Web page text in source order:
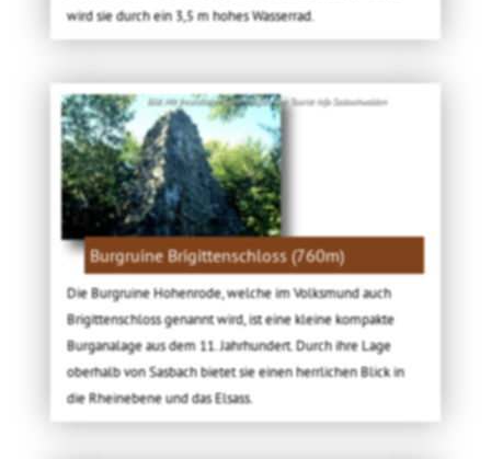
wird sie durch ein 3,5 m hohes Wasserrad.
Bild: Mit freundlicher Genehmigung der Tourist-Info Sasbachwalden
Burgruine Brigittenschloss (760m)
Die Burgruine Hohenrode, welche im Volksmund auch
Brigittenschloss genannt wird, ist eine kleine kompakte
Burganalage aus dem 11. Jahrhundert. Durch ihre Lage
oberhalb von Sasbach bietet sie einen herrlichen Blick in
die Rheinebene und das Elsass.